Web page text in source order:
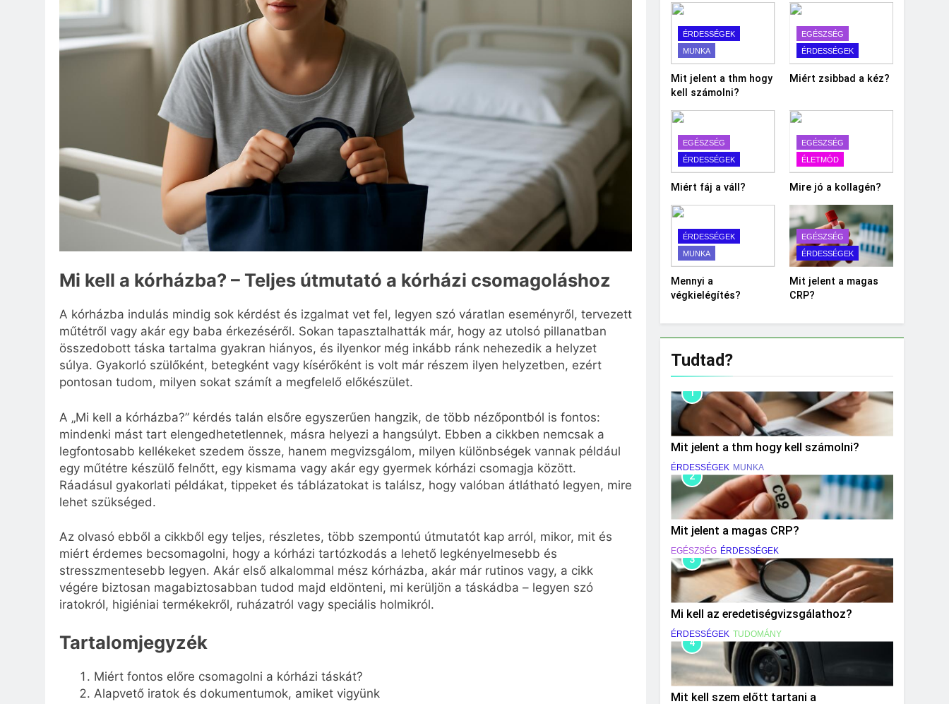
Mi kell a kórházba? – Teljes útmutató a kórházi csomagoláshoz
A kórházba indulás mindig sok kérdést és izgalmat vet fel, legyen szó váratlan eseményről, tervezett
műtétről vagy akár egy baba érkezéséről. Sokan tapasztalhatták már, hogy az utolsó pillanatban
összedobott táska tartalma gyakran hiányos, és ilyenkor még inkább ránk nehezedik a helyzet
súlya. Gyakorló szülőként, betegként vagy kísérőként is volt már részem ilyen helyzetben, ezért
pontosan tudom, milyen sokat számít a megfelelő előkészület.
A „Mi kell a kórházba?” kérdés talán elsőre egyszerűen hangzik, de több nézőpontból is fontos:
mindenki mást tart elengedhetetlennek, másra helyezi a hangsúlyt. Ebben a cikkben nemcsak a
legfontosabb kellékeket szedem össze, hanem megvizsgálom, milyen különbségek vannak például
egy műtétre készülő felnőtt, egy kismama vagy akár egy gyermek kórházi csomagja között.
Ráadásul gyakorlati példákat, tippeket és táblázatokat is találsz, hogy valóban átlátható legyen, mire
lehet szükséged.
Az olvasó ebből a cikkből egy teljes, részletes, több szempontú útmutatót kap arról, mikor, mit és
miért érdemes becsomagolni, hogy a kórházi tartózkodás a lehető legkényelmesebb és
stresszmentesebb legyen. Akár első alkalommal mész kórházba, akár már rutinos vagy, a cikk
végére biztosan magabiztosabban tudod majd eldönteni, mi kerüljön a táskádba – legyen szó
iratokról, higiéniai termékekről, ruházatról vagy speciális holmikról.
Tartalomjegyzék
Miért fontos előre csomagolni a kórházi táskát?
Alapvető iratok és dokumentumok, amiket vigyünk
ÉRDESSÉGEK
MUNKA
Mit jelent a thm hogy
kell számolni?
EGÉSZSÉG
ÉRDESSÉGEK
Miért zsibbad a kéz?
EGÉSZSÉG
ÉRDESSÉGEK
Miért fáj a váll?
EGÉSZSÉG
ÉLETMÓD
Mire jó a kollagén?
ÉRDESSÉGEK
MUNKA
Mennyi a
végkielégítés?
EGÉSZSÉG
ÉRDESSÉGEK
Mit jelent a magas
CRP?
Tudtad?
1
Mit jelent a thm hogy kell számolni?
ÉRDESSÉGEK MUNKA
2
Mit jelent a magas CRP?
EGÉSZSÉG ÉRDESSÉGEK
3
Mi kell az eredetiségvizsgálathoz?
ÉRDESSÉGEK TUDOMÁNY
4
Mit kell szem előtt tartani a